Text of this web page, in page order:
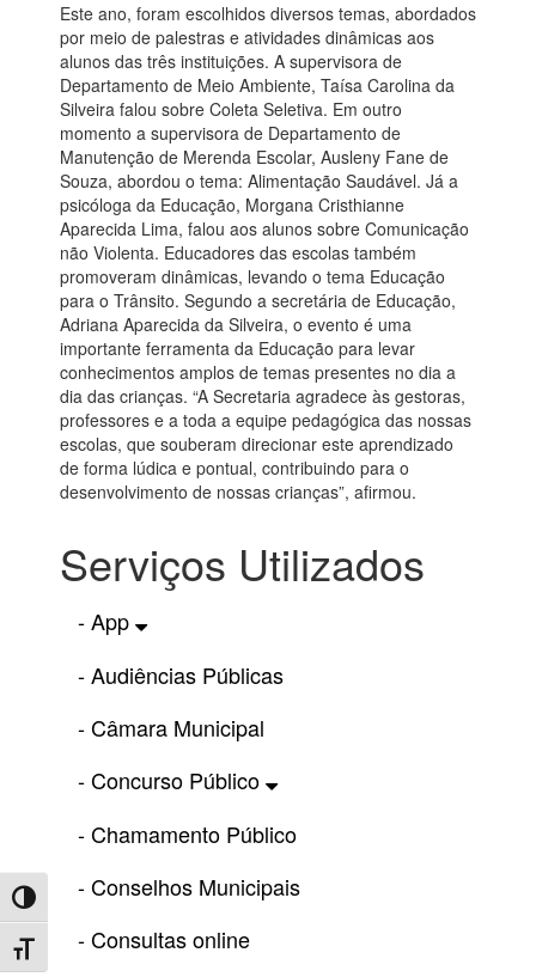
Toggle High Contrast
Toggle Font size
Este ano, foram escolhidos diversos temas, abordados
por meio de palestras e atividades dinâmicas aos
alunos das três instituições. A supervisora de
Departamento de Meio Ambiente, Taísa Carolina da
Silveira falou sobre Coleta Seletiva. Em outro
momento a supervisora de Departamento de
Manutenção de Merenda Escolar, Ausleny Fane de
Souza, abordou o tema: Alimentação Saudável. Já a
psicóloga da Educação, Morgana Cristhianne
Aparecida Lima, falou aos alunos sobre Comunicação
não Violenta. Educadores das escolas também
promoveram dinâmicas, levando o tema Educação
para o Trânsito. Segundo a secretária de Educação,
Adriana Aparecida da Silveira, o evento é uma
importante ferramenta da Educação para levar
conhecimentos amplos de temas presentes no dia a
dia das crianças. “A Secretaria agradece às gestoras,
professores e a toda a equipe pedagógica das nossas
escolas, que souberam direcionar este aprendizado
de forma lúdica e pontual, contribuindo para o
desenvolvimento de nossas crianças”, afirmou.
Serviços Utilizados
- App
- Audiências Públicas
- Câmara Municipal
- Concurso Público
- Chamamento Público
- Conselhos Municipais
- Consultas online